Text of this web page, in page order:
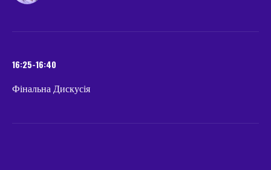
16:25-16:40
Фінальна Дискусія